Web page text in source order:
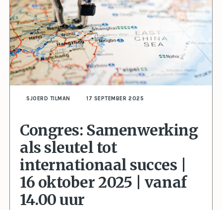
SJOERD TILMAN 17 SEPTEMBER 2025
Congres: Samenwerking
als sleutel tot
internationaal succes |
16 oktober 2025 | vanaf
14.00 uur